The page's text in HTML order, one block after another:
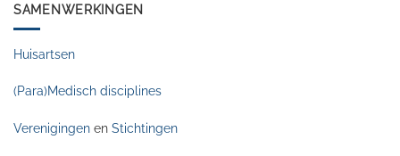
SAMENWERKINGEN
Huisartsen
(Para)Medisch disciplines
Verenigingen en Stichtingen